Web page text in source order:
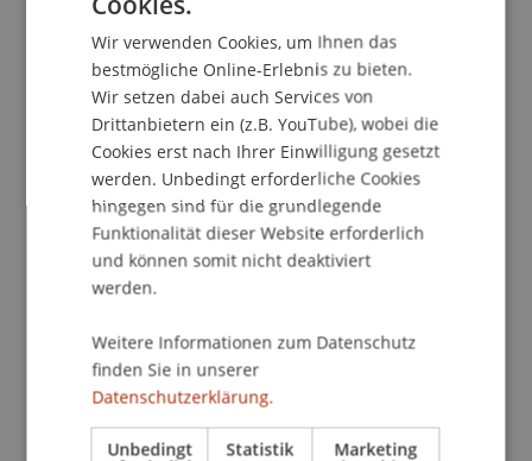
PD Dr. habil. Christian Marxt
School/Professur:
Lehrstuhl für Technologie und Entrepreneurship
Erfolgreiches, dynamisches Projektmanagement
stellt heute die Voraussetzung für nachhaltigen,
unternehmerischen Erfolg dar. In drei
aufeinander aufbauenden Tagen werden den
Teilnehmern Kenntnisse des
stehen der Projektlebenszyklus mti
korrespondierenden Instrumenten sowie die
Führung von Projektteams. Das Seminar richtet
sich an Personen aus Wirtschaft, Verwaltung und
Wir verwenden Cookies, um Ihnen das
bestmögliche Online-Erlebnis zu bieten.
Wir setzen dabei auch Services von
Drittanbietern ein (z.B. YouTube), wobei die
Cookies erst nach Ihrer Einwilligung gesetzt
werden. Unbedingt erforderliche Cookies
hingegen sind für die grundlegende
Funktionalität dieser Website erforderlich
und können somit nicht deaktiviert
werden.
Weitere Informationen zum Datenschutz
finden Sie in unserer
Datenschutzerklärung.
Unbedingt Statistik Marketing